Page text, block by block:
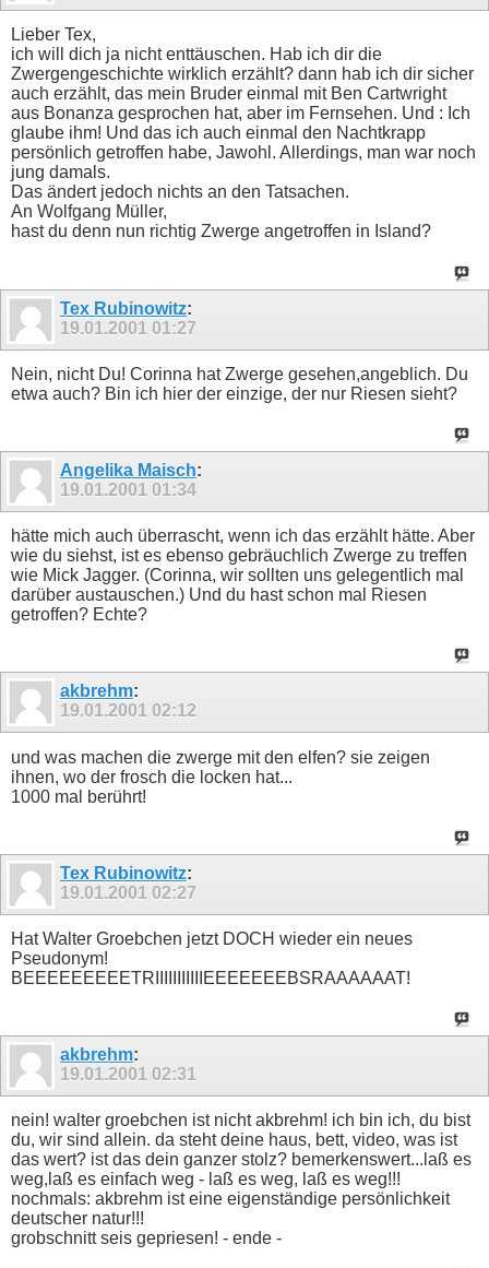
Lieber Tex,
ich will dich ja nicht enttäuschen. Hab ich dir die
Zwergengeschichte wirklich erzählt? dann hab ich dir sicher
auch erzählt, das mein Bruder einmal mit Ben Cartwright
aus Bonanza gesprochen hat, aber im Fernsehen. Und : Ich
glaube ihm! Und das ich auch einmal den Nachtkrapp
persönlich getroffen habe, Jawohl. Allerdings, man war noch
jung damals.
Das ändert jedoch nichts an den Tatsachen.
An Wolfgang Müller,
hast du denn nun richtig Zwerge angetroffen in Island?
Tex Rubinowitz:
19.01.2001 01:27
Nein, nicht Du! Corinna hat Zwerge gesehen,angeblich. Du
etwa auch? Bin ich hier der einzige, der nur Riesen sieht?
Angelika Maisch:
19.01.2001 01:34
hätte mich auch überrascht, wenn ich das erzählt hätte. Aber
wie du siehst, ist es ebenso gebräuchlich Zwerge zu treffen
wie Mick Jagger. (Corinna, wir sollten uns gelegentlich mal
darüber austauschen.) Und du hast schon mal Riesen
getroffen? Echte?
akbrehm:
19.01.2001 02:12
und was machen die zwerge mit den elfen? sie zeigen
ihnen, wo der frosch die locken hat...
1000 mal berührt!
Tex Rubinowitz:
19.01.2001 02:27
Hat Walter Groebchen jetzt DOCH wieder ein neues
Pseudonym!
BEEEEEEEEETRIIIIIIIIIIIEEEEEEEBSRAAAAAAT!
akbrehm:
19.01.2001 02:31
nein! walter groebchen ist nicht akbrehm! ich bin ich, du bist
du, wir sind allein. da steht deine haus, bett, video, was ist
das wert? ist das dein ganzer stolz? bemerkenswert...laß es
weg,laß es einfach weg - laß es weg, laß es weg!!!
nochmals: akbrehm ist eine eigenständige persönlichkeit
deutscher natur!!!
grobschnitt seis gepriesen! - ende -